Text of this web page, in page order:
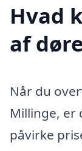
Hvad
af
Når du
Millinge, er
påvirke